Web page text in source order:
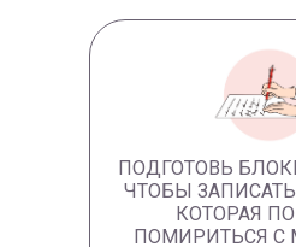
ПОДГОТОВЬ
ЧТОБЫ
КОТОРАЯ
ПОМИРИТЬСЯ С